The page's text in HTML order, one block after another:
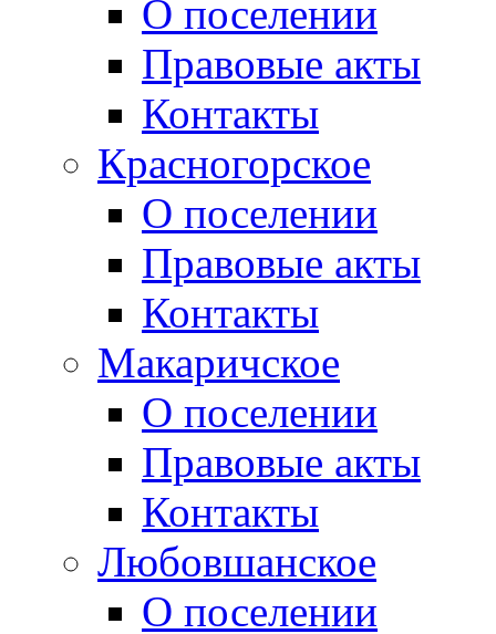
О поселении
Правовые акты
Контакты
Красногорское
О поселении
Правовые акты
Контакты
Макаричское
О поселении
Правовые акты
Контакты
Любовшанское
О поселении